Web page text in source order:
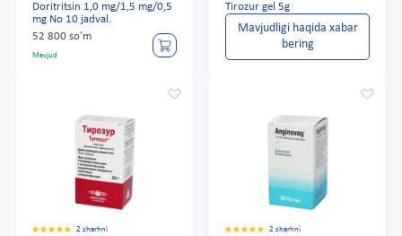
Doritritsin 1,0 mg/1,5 mg/0,5
mg No 10 jadval.
52 800 so'm
Mavjud
Tirozur gel 5g
Mavjudligi haqida xabar
bering
2 sharhni 2 sharhni